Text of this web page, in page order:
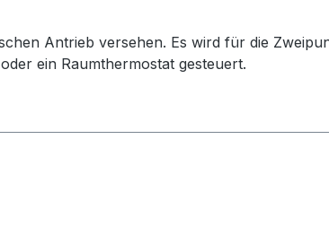
Antrieb versehen. Es wird für die
ein Raumthermostat gesteuert.